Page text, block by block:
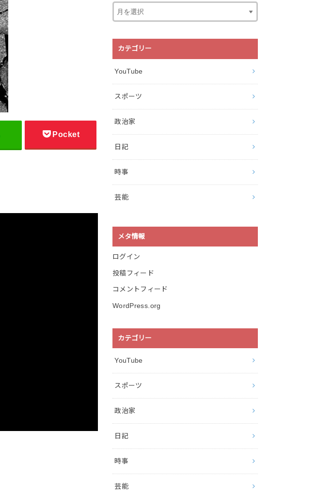
Pocket
カテゴリー
YouTube
スポーツ
政治家
日記
時事
芸能
メタ情報
ログイン
投稿フィード
コメントフィード
WordPress.org
カテゴリー
YouTube
スポーツ
政治家
日記
時事
芸能